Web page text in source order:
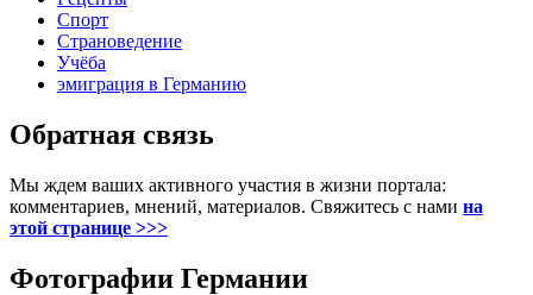
Спорт
Страноведение
Учёба
эмиграция в Германию
Обратная связь
Мы ждем ваших активного участия в жизни портала:
комментариев, мнений, материалов. Свяжитесь с нами на
этой странице >>>
Фотографии Германии